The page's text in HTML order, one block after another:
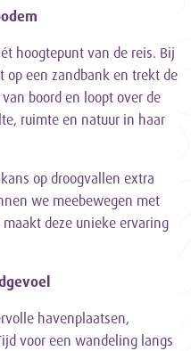
hoogtepunt van de reis. Bij
op een zandbank en trekt de
boord en loopt over de
ruimte en natuur in haar
op droogvallen extra
we meebewegen met
deze unieke ervaring
havenplaatsen,
voor een wandeling langs